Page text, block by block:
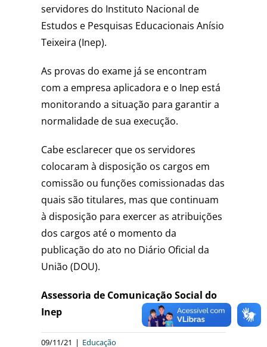
servidores do Instituto Nacional de
Estudos e Pesquisas Educacionais Anísio
Teixeira (Inep).
As provas do exame já se encontram
com a empresa aplicadora e o Inep está
monitorando a situação para garantir a
normalidade de sua execução.
Cabe esclarecer que os servidores
colocaram à disposição os cargos em
comissão ou funções comissionadas das
quais são titulares, mas que continuam
à disposição para exercer as atribuições
dos cargos até o momento da
publicação do ato no Diário Oficial da
União (DOU).
Assessoria de Comunicação Social do
Inep
09/11/21 | Educação